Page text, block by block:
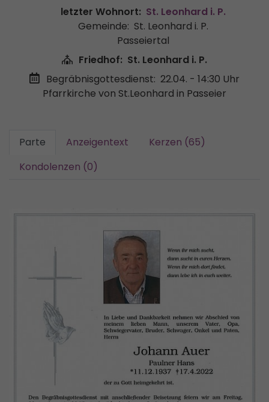
letzter Wohnort: St. Leonhard i. P.
Gemeinde: St. Leonhard i. P.
Passeiertal
Friedhof: St. Leonhard i. P.
Begräbnisgottesdienst: 22.04. - 14:30 Uhr
Pfarrkirche von St.Leonhard in Passeier
Parte Anzeigentext
Kerzen (65)
Kondolenzen (0)